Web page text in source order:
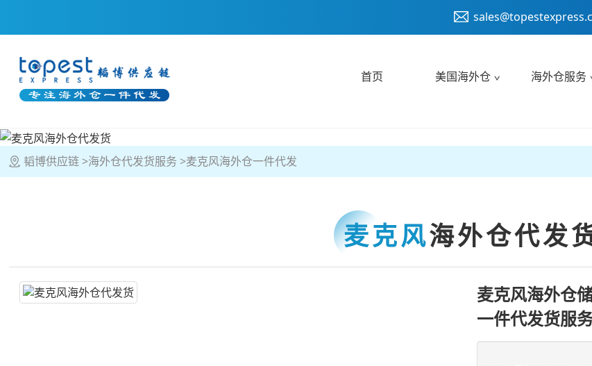
首页 美国海外仓 海外仓服务
韬博供应链 海外仓代发货服务 麦克风海外仓一件代发
麦克风海外仓代发
麦克风海外仓
一件代发货服